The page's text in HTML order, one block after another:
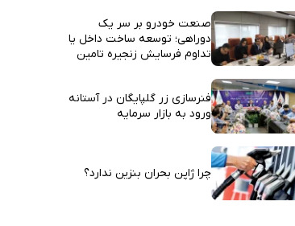
صنعت خودرو بر سر یک
دوراهی؛ توسعه ساخت داخل یا
تداوم فرسایش زنجیره تامین
فنرسازی زر گلپایگان در آستانه
ورود به بازار سرمایه
چرا ژاپن بحران بنزین ندارد؟